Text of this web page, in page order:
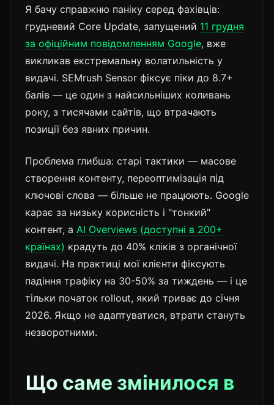
Я бачу справжню паніку серед фахівців:
грудневий Core Update, запущений 11 грудня
за офіційним повідомленням Google, вже
викликав екстремальну волатильність у
видачі. SEMrush Sensor фіксує піки до 8.7+
балів — це один з найсильніших коливань
року, з тисячами сайтів, що втрачають
позиції без явних причин.
Проблема глибша: старі тактики — масове
створення контенту, переоптимізація під
ключові слова — більше не працюють. Google
карає за низьку корисність і "тонкий"
контент, а AI Overviews (доступні в 200+
країнах) крадуть до 40% кліків з органічної
видачі. На практиці мої клієнти фіксують
падіння трафіку на 30-50% за тиждень — і це
тільки початок rollout, який триває до січня
2026. Якщо не адаптуватися, втрати стануть
незворотними.
Що саме змінилося в